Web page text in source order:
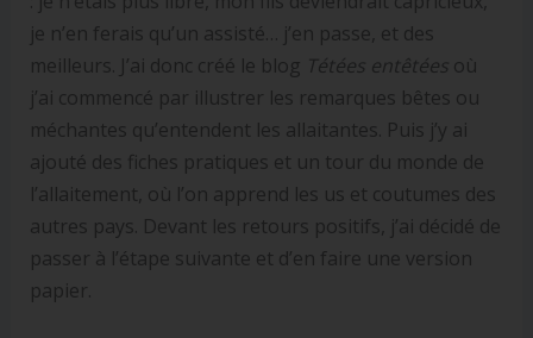
je n’en ferais qu’un assisté… j’en passe, et des
meilleurs. J’ai donc créé le blog Tétées entêtées où
j’ai commencé par illustrer les remarques bêtes ou
méchantes qu’entendent les allaitantes. Puis j’y ai
ajouté des fiches pratiques et un tour du monde de
l’allaitement, où l’on apprend les us et coutumes des
autres pays. Devant les retours positifs, j’ai décidé de
passer à l’étape suivante et d’en faire une version
papier.